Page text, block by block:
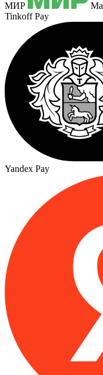
МИР
Tinkoff Pay
Yandex Pay